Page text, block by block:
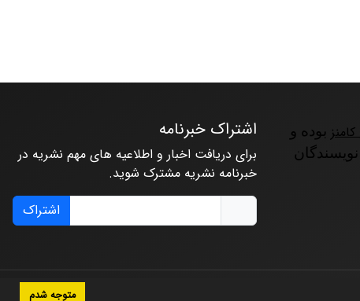
متوجه شدم
بوده و
اشتراک خبرنامه
برای دریافت اخبار و اطلاعیه های مهم نشریه در
خبرنامه نشریه مشترک شوید.
اشتراک